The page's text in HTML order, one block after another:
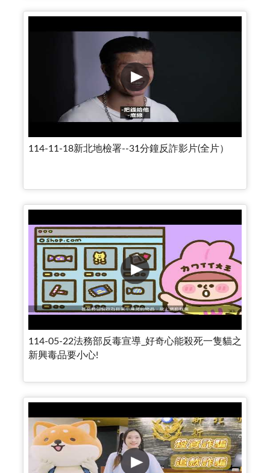
114-11-18新北地檢署--31分鐘反詐影片(全片）
114-05-22法務部反毒宣導_好奇心能殺死一隻貓之
新興毒品要小心!